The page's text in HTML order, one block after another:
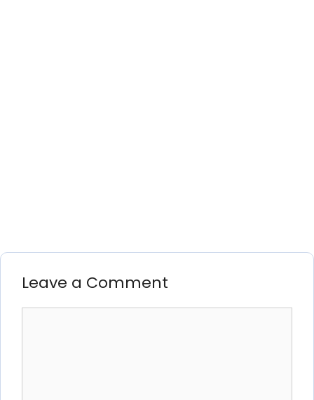
Leave a Comment